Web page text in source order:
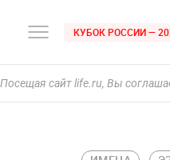
КУБОК РОССИИ —
Посещая сайт life.ru, Вы